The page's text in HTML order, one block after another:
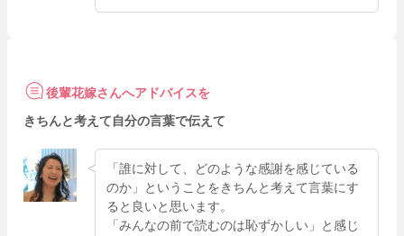
後輩花嫁さんへアドバイスを
きちんと考えて自分の言葉で伝えて
「誰に対して、どのような感謝を感じている
のか」ということをきちんと考えて言葉にす
ると良いと思います。
「みんなの前で読むのは恥ずかしい」と感じ